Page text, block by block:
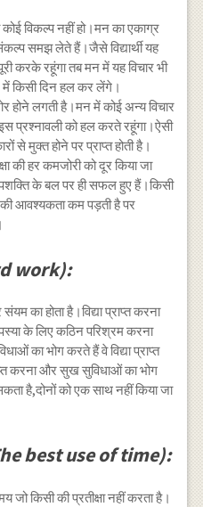
विकल्प नहीं हो।मन का एकाग्र
समझ लेते हैं।जैसे विद्यार्थी यह
करके रहूंगा तब मन में यह विचार भी
में किसी दिन हल कर लेंगे।
होने लगती है।मन में कोई अन्य विचार
इस प्रश्नावली को हल करते रहूंगा।ऐसी
से मुक्त होने पर प्राप्त होती है।
की हर कमजोरी को दूर किया जा
के बल पर ही सफल हुए हैं।किसी
की आवश्यकता कम पड़ती है पर
work):
का होता है।विद्या प्राप्त करना
के लिए कठिन परिश्रम करना
का भोग करते हैं वे विद्या प्राप्त
करना और सुख सुविधाओं का भोग
है,दोनों को एक साथ नहीं किया जा
best use of time):
किसी की प्रतीक्षा नहीं करता है।